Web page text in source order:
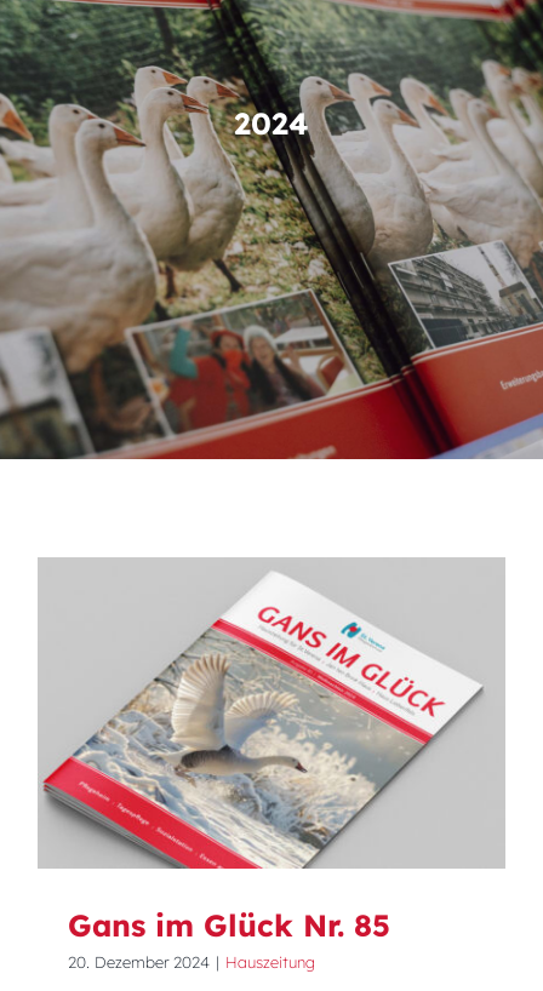
Kontakt
2024
Gans im Glück Nr. 85
Gans im Glück Nr. 85
20. Dezember 2024 | Hauszeitung